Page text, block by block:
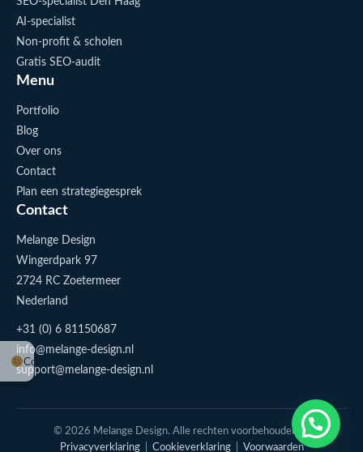
Cookie-instellingen
Stuur me een appje
1
AI-specialist
Non-profit & scholen
Gratis SEO-audit
Menu
Portfolio
Blog
Over ons
Contact
Plan een strategiegesprek
Contact
Melange Design
Wingerdpark 97
2724 RC Zoetermeer
Nederland
+31 (0) 6 81150687
info@melange-design.nl
support@melange-design.nl
© 2026 Melange Design. Alle rechten voorbehouden. |
Privacyverklaring| Cookieverklaring| Voorwaarden